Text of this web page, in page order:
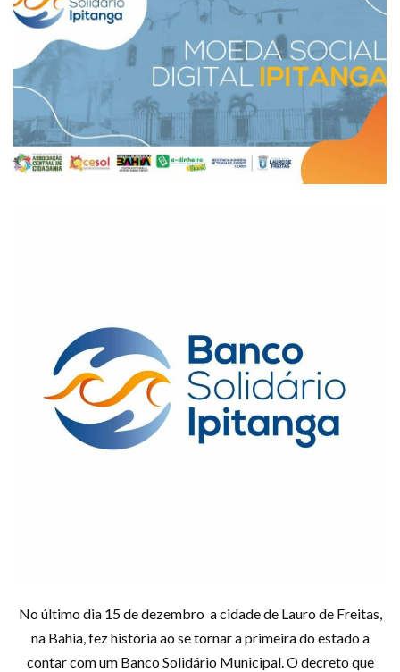
No último dia 15 de dezembro a cidade de Lauro de Freitas,
na Bahia, fez história ao se tornar a primeira do estado a
contar com um Banco Solidário Municipal. O decreto que